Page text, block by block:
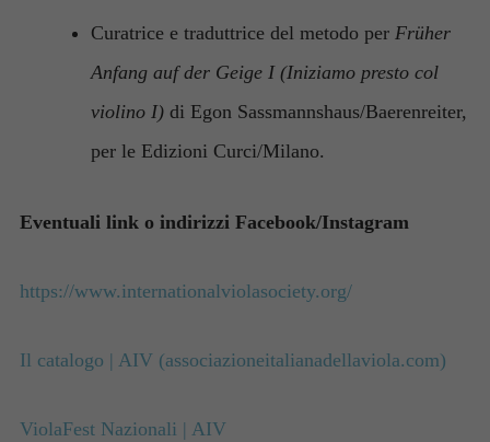
Curatrice e traduttrice del metodo perFrüher
Anfang auf der Geige I (Iniziamo presto col
violino I) di Egon Sassmannshaus/Baerenreiter,
per le Edizioni Curci/Milano.
Eventuali link o indirizzi Facebook/Instagram
https://www.internationalviolasociety.org/
Il catalogo | AIV (associazioneitalianadellaviola.com)
ViolaFest Nazionali | AIV